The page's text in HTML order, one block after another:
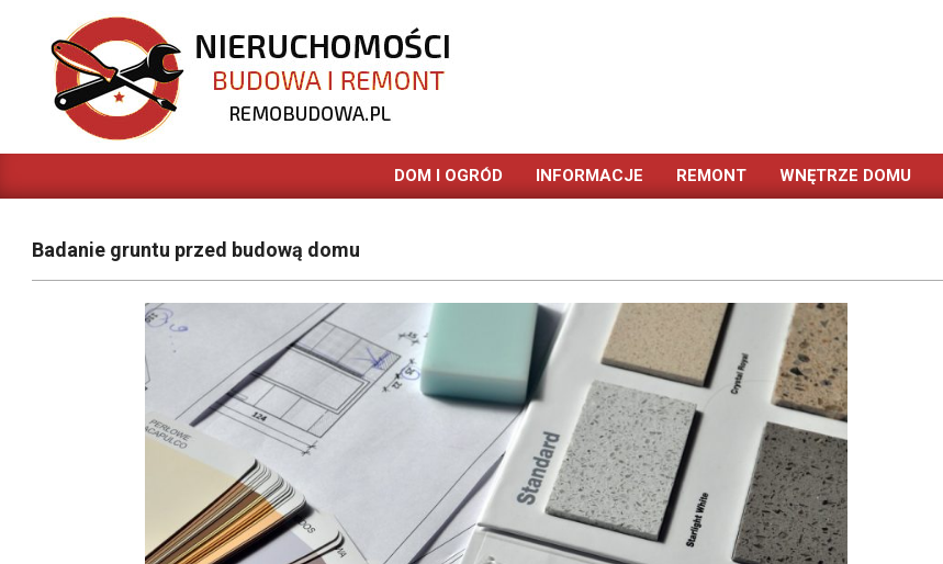
content
REMOBUDOWA.PL
Primary
DOM I OGRÓD INFORMACJE REMONT WNĘTRZE DOMU
Badanie gruntu przed budową domu